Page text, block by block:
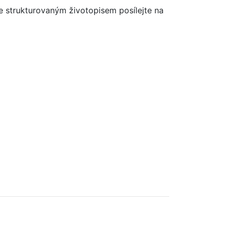
strukturovaným životopisem posílejte na